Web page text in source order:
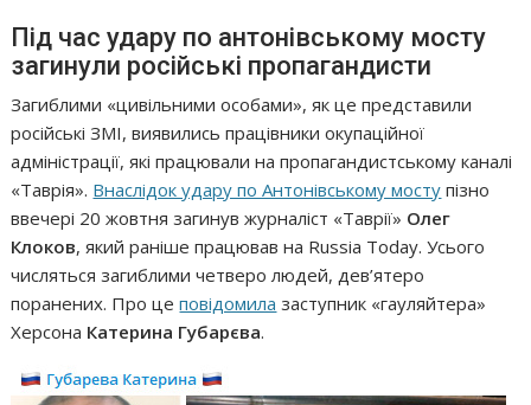
Під час удару по антонівському мосту
загинули російські пропагандисти
Загиблими «цивільними особами», як це представили
російські ЗМІ, виявились працівники окупаційної
адміністрації, які працювали на пропагандистському каналі
«Таврія». Внаслідок удару по Антонівському мосту пізно
ввечері 20 жовтня загинув журналіст «Таврії» Олег
Клоков, який раніше працював на Russia Today. Усього
числяться загиблими четверо людей, дев’ятеро
поранених. Про цеповідомила заступник «гауляйтера»
Херсона Катерина Губарєва.